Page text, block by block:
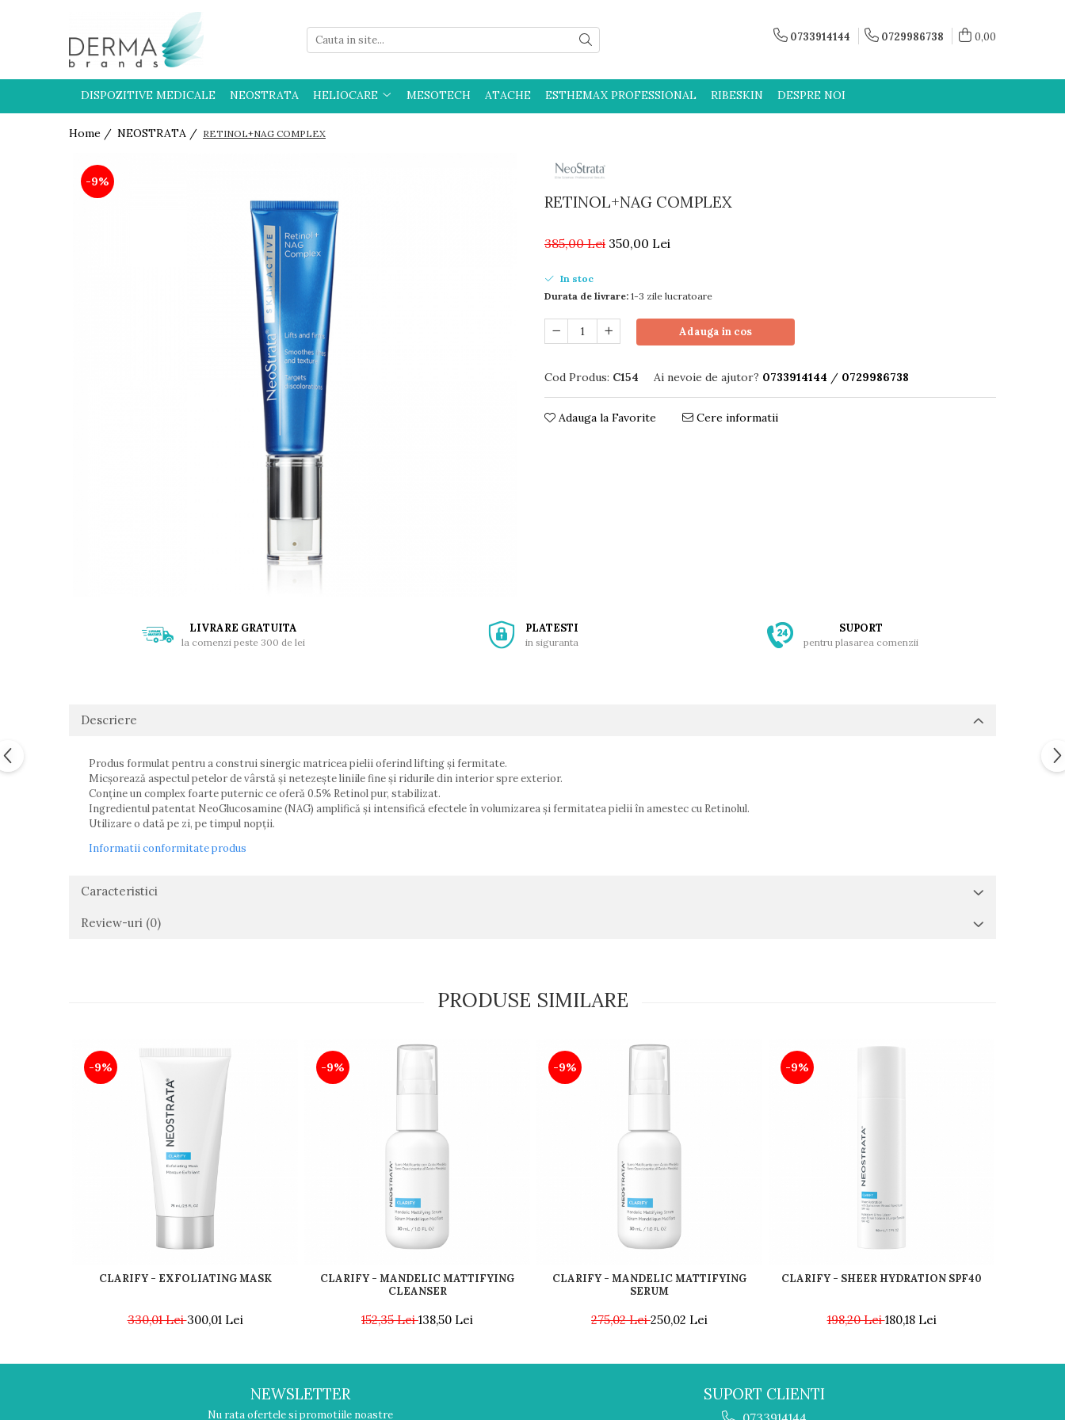
HELIOCARE
SOLARA 50+ PENTRU COPII
0733914144 0729986738 0,00
DISPOZITIVE MEDICALE NEOSTRATA HELIOCARE MESOTECH ATACHE ESTHEMAX PROFESSIONAL RIBESKIN DESPRE NOI
Home / NEOSTRATA / RETINOL+NAG COMPLEX
RETINOL+NAG COMPLEX
-9%
385,00 Lei 350,00 Lei
In stoc
Durata de livrare: 1-3 zile lucratoare
Adauga in cos
Cod Produs: C154 Ai nevoie de ajutor? 0733914144 / 0729986738
Adauga la Favorite Cere informatii
LIVRARE GRATUITA
la comenzi peste 300 de lei
PLATESTI
in siguranta
SUPORT
pentru plasarea comenzii
Descriere
Produs formulat pentru a construi sinergic matricea pielii oferind lifting și fermitate.
Micșorează aspectul petelor de vârstă și netezește liniile fine și ridurile din interior spre exterior.
Conține un complex foarte puternic ce oferă 0.5% Retinol pur, stabilizat.
Ingredientul patentat NeoGlucosamine (NAG) amplifică și intensifică efectele în volumizarea și fermitatea pielii în amestec cu Retinolul.
Utilizare o dată pe zi, pe timpul nopții.
Informatii conformitate produs
Caracteristici
Review-uri (0)
PRODUSE SIMILARE
-9%
CLARIFY - EXFOLIATING MASK
330,01 Lei300,01 Lei
-9%
CLARIFY - MANDELIC MATTIFYING
CLEANSER
152,35 Lei138,50 Lei
-9%
CLARIFY - MANDELIC MATTIFYING
SERUM
275,02 Lei250,02 Lei
-9%
CLARIFY - SHEER HYDRATION SPF40
198,20 Lei180,18 Lei
NEWSLETTER
Nu rata ofertele si promotiile noastre
SUPORT CLIENTI